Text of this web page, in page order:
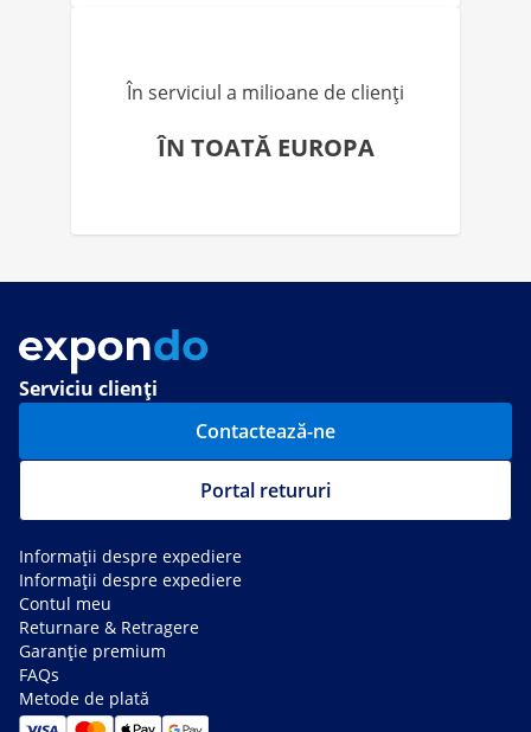
În serviciul a milioane de clienți
ÎN TOATĂ EUROPA
Serviciu clienți
Contactează-ne
Portal retururi
Informații despre expediere
Informații despre expediere
Contul meu
Returnare & Retragere
Garanție premium
FAQs
Metode de plată